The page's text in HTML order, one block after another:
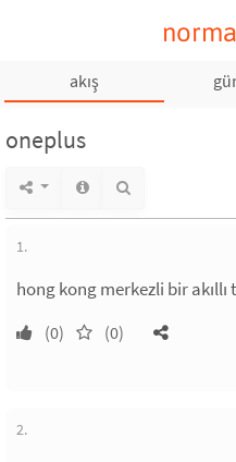
akış
oneplus
1.
hong kong merkezli bir
(0) (0)
2.